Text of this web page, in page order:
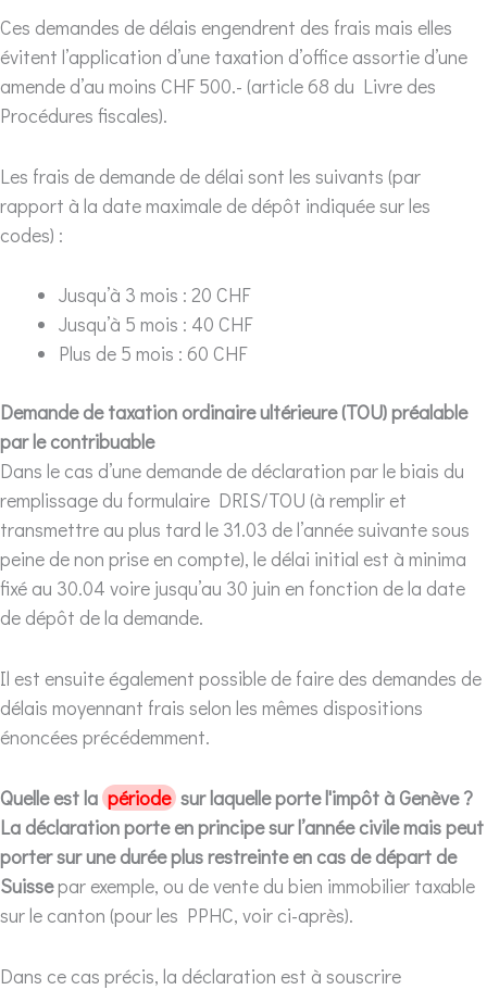
Ces demandes de délais engendrent des frais mais elles
évitent l’application d’une taxation d’office assortie d’une
amende d’au moins CHF 500.- (article 68 du Livre des
Procédures fiscales).
Les frais de demande de délai sont les suivants (par
rapport à la date maximale de dépôt indiquée sur les
codes) :
Jusqu’à 3 mois : 20 CHF
Jusqu’à 5 mois : 40 CHF
Plus de 5 mois : 60 CHF
Demande de taxation ordinaire ultérieure (TOU) préalable
par le contribuable
Dans le cas d’une demande de déclaration par le biais du
remplissage du formulaire DRIS/TOU (à remplir et
transmettre au plus tard le 31.03 de l’année suivante sous
peine de non prise en compte), le délai initial est à minima
fixé au 30.04 voire jusqu’au 30 juin en fonction de la date
de dépôt de la demande.
Il est ensuite également possible de faire des demandes de
délais moyennant frais selon les mêmes dispositions
énoncées précédemment.
Quelle est la période sur laquelle porte l'impôt à Genève ?
La déclaration porte en principe sur l’année civile mais peut
porter sur une durée plus restreinte en cas de départ de
Suissepar exemple, ou de vente du bien immobilier taxable
sur le canton (pour les PPHC, voir ci-après).
Dans ce cas précis, la déclaration est à souscrire